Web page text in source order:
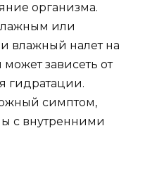
организма.
или
влажный налет на
зависеть от
гидратации.
симптом,
с внутренними